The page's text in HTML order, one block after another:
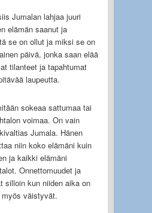
Jumalan lahjaa juuri
elämän saanut ja
se on ollut ja miksi se on
päivä, jonka saan elää
tilanteet ja tapahtumat
laupeutta.
sokeaa sattumaa tai
voimaa. On vain
Jumala. Hänen
niin koko elämäni kuin
ja kaikki elämäni
Onnettomuudet ja
silloin kun niiden aika on
väistyvät.